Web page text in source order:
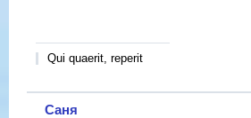
Qui quaerit, reperit
Саня